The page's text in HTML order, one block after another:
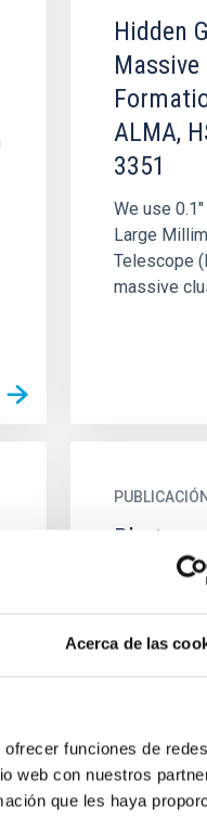
Acerca de las
funciones de
web con nuestros
que les haya
Hidden
ALMA,
3351
We use
Large
Telescope
massive
PUBLICACIÓN
Barred
Bars may
as rings,
studies